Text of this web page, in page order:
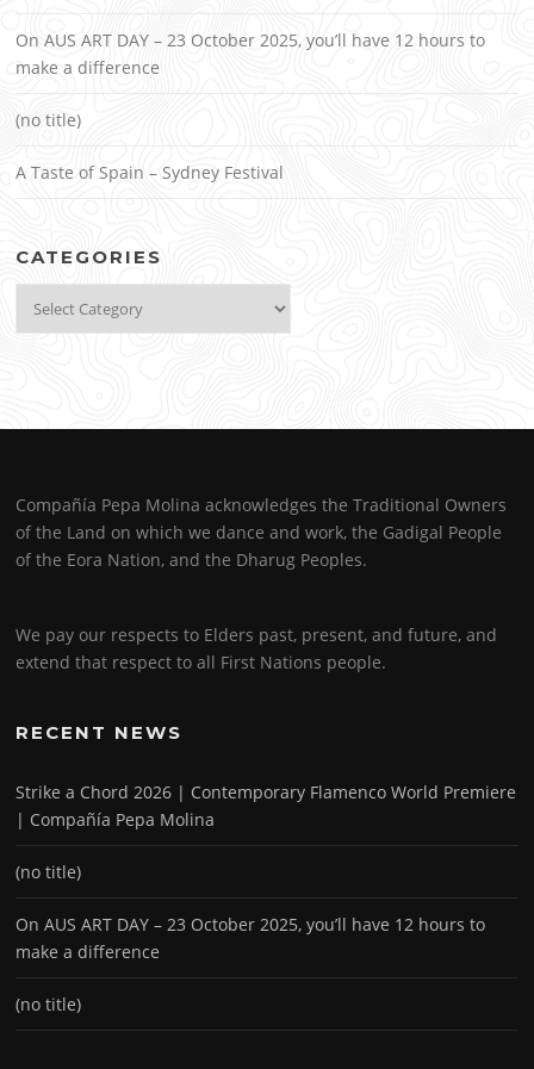
On AUS ART DAY – 23 October 2025, you’ll have 12 hours to
make a difference
(no title)
A Taste of Spain – Sydney Festival
CATEGORIES
Compañía Pepa Molina acknowledges the Traditional Owners
of the Land on which we dance and work, the Gadigal People
of the Eora Nation, and the Dharug Peoples.
We pay our respects to Elders past, present, and future, and
extend that respect to all First Nations people.
RECENT NEWS
Strike a Chord 2026 | Contemporary Flamenco World Premiere
| Compañía Pepa Molina
(no title)
On AUS ART DAY – 23 October 2025, you’ll have 12 hours to
make a difference
(no title)